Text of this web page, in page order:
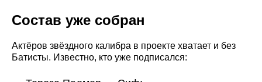
Состав уже собран
Актёров звёздного калибра в проекте хватает и без
Батисты. Известно, кто уже подписался: